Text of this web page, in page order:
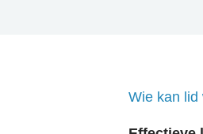
Wie kan lid